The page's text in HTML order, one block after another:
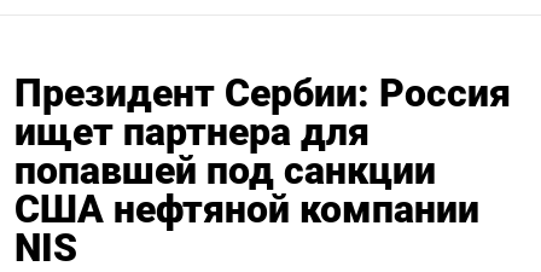
Президент Сербии: Россия
ищет партнера для
попавшей под санкции
США нефтяной компании
NIS